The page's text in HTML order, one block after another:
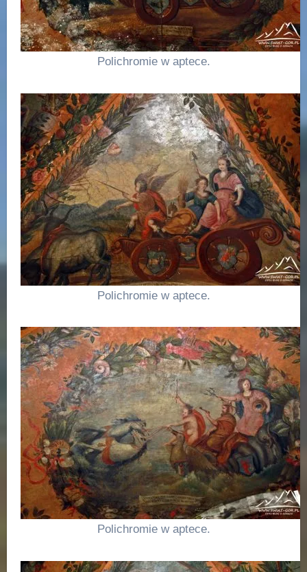
Polichromie w aptece.
Polichromie w aptece.
Polichromie w aptece.